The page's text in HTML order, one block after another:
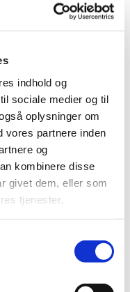
indhold og
sociale medier og til
oplysninger om
vores partnere inden
og
kombinere disse
givet dem, eller som
tjenester.